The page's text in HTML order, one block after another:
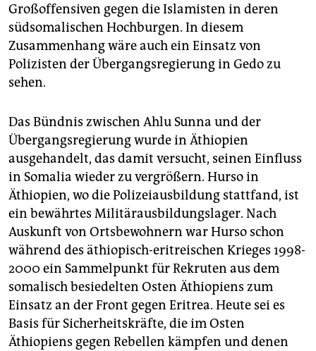
Großoffensiven gegen die Islamisten in deren
südsomalischen Hochburgen. In diesem
Zusammenhang wäre auch ein Einsatz von
Polizisten der Übergangsregierung in Gedo zu
sehen.
Das Bündnis zwischen Ahlu Sunna und der
Übergangsregierung wurde in Äthiopien
ausgehandelt, das damit versucht, seinen Einfluss
in Somalia wieder zu vergrößern. Hurso in
Äthiopien, wo die Polizeiausbildung stattfand, ist
ein bewährtes Militärausbildungslager. Nach
Auskunft von Ortsbewohnern war Hurso schon
während des äthiopisch-eritreischen Krieges 1998-
2000 ein Sammelpunkt für Rekruten aus dem
somalisch besiedelten Osten Äthiopiens zum
Einsatz an der Front gegen Eritrea. Heute sei es
Basis für Sicherheitskräfte, die im Osten
Äthiopiens gegen Rebellen kämpfen und denen